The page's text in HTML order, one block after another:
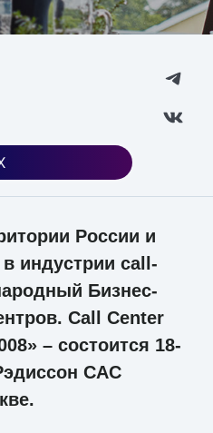
России и
индустрии call-
Бизнес-
Call Center
– состоится 18-
САС